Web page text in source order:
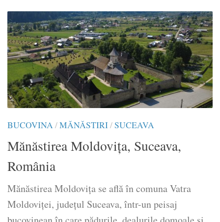
BUCOVINA/MĂNĂSTIRI/SUCEAVA
Mănăstirea Moldovița, Suceava,
România
Mănăstirea Moldovița se află în comuna Vatra
Moldoviței, județul Suceava, într-un peisaj